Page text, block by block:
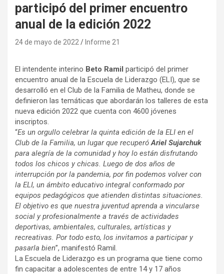
participó del primer encuentro
anual de la edición 2022
24 de mayo de 2022 Informe 21
El intendente interino Beto Ramil participó del primer
encuentro anual de la Escuela de Liderazgo (ELI), que se
desarrolló en el Club de la Familia de Matheu, donde se
definieron las temáticas que abordarán los talleres de esta
nueva edición 2022 que cuenta con 4600 jóvenes
inscriptos.
“Es un orgullo celebrar la quinta edición de la ELI en el
Club de la Familia, un lugar que recuperóAriel Sujarchuk
para alegría de la comunidad y hoy lo están disfrutando
todos los chicos y chicas. Luego de dos años de
interrupción por la pandemia, por fin podemos volver con
la ELI, un ámbito educativo integral conformado por
equipos pedagógicos que atienden distintas situaciones.
El objetivo es que nuestra juventud aprenda a vincularse
social y profesionalmente a través de actividades
deportivas, ambientales, culturales, artísticas y
recreativas. Por todo esto, los invitamos a participar y
pasarla bien”, manifestó Ramil.
La Escuela de Liderazgo es un programa que tiene como
fin capacitar a adolescentes de entre 14 y 17 años